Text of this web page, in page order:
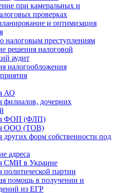
при камеральных и
проверках
и оптимизация
налоговым преступлениям
решения налоговой
аудит
налогообложения
АО
филиалов, дочерних
ФОП (ФЛП)
ООО (ТОВ)
других форм собственности под
адреса
СМИ в Украине
политической партии
помощь в получении и
из ЕГР